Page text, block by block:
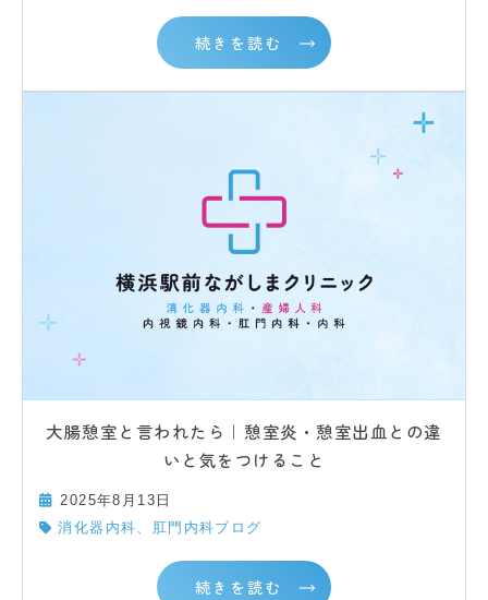
続きを読む
大腸憩室と言われたら｜憩室炎・憩室出血との違
いと気をつけること
2025年8月13日
消化器内科、肛門内科ブログ
続きを読む